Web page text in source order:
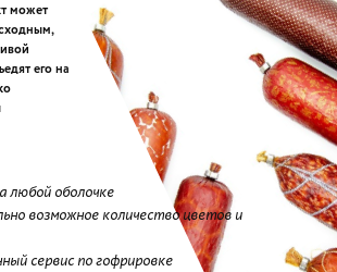
любой оболочке
возможное количество цветов и
сервис по гофрировке
может
его на